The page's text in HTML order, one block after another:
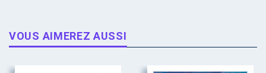
VOUS AIMEREZ AUSSI